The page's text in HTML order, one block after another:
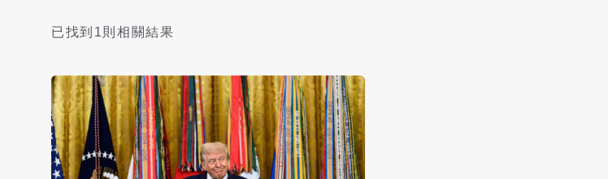
已找到1則相關結果